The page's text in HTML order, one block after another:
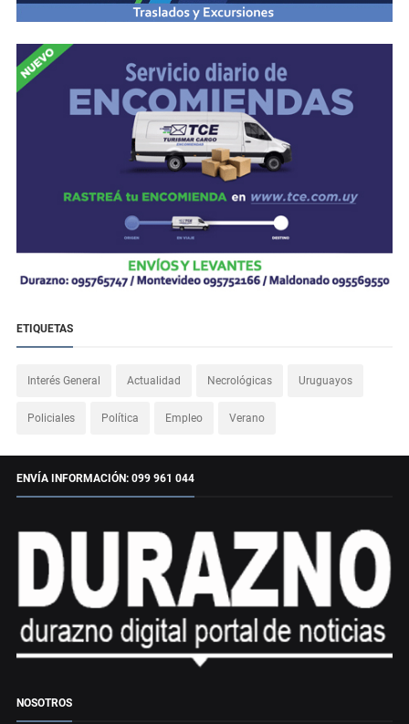
ETIQUETAS
Interés General Actualidad Necrológicas Uruguayos
Policiales Política Empleo Verano
ENVÍA INFORMACIÓN: 099 961 044
NOSOTROS